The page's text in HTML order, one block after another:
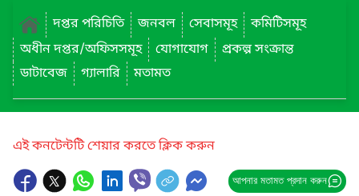
দপ্তর পরিচিতি
জনবল সেবাসমূহ
কমিটিসমূহ
অধীন দপ্তর/অফিসসমূহ
যোগাযোগ
প্রকল্প সংক্রান্ত
ডাটাবেজ
গ্যালারি মতামত
এই কনটেন্টটি শেয়ার করতে ক্লিক করুন
আপনার মতামত প্রদান করুন